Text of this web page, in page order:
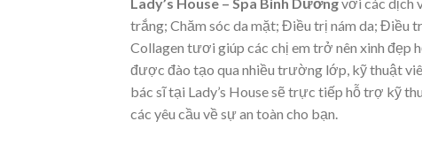
trắng; Chăm sóc da mặt; Điều trị nám da; Điều
Collagen tươi giúp các chị em trở nên xinh đẹp
được đào tạo qua nhiều trường lớp, kỹ thuật
bác sĩ tại Lady’s House sẽ trực tiếp hỗ trợ kỹ
các yêu cầu về sự an toàn cho bạn.